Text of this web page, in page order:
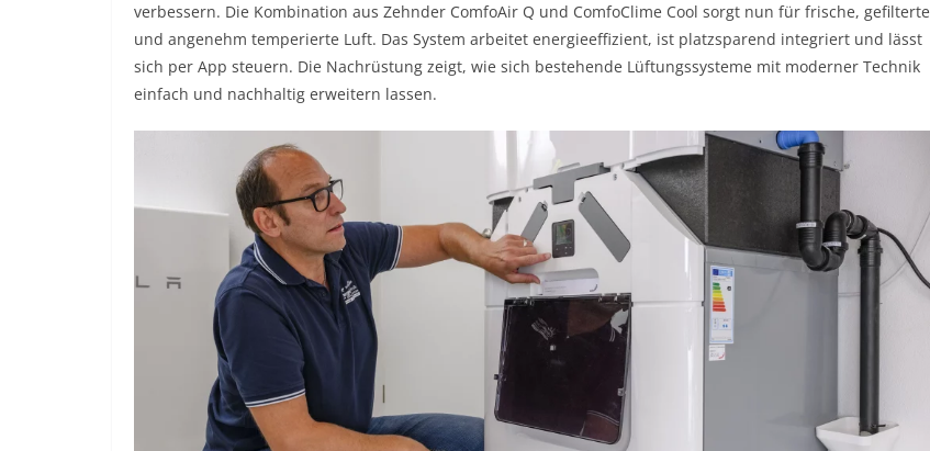
verbessern. Die Kombination aus Zehnder ComfoAir Q und ComfoClime Cool sorgt nun für frische, gefilterte
und angenehm temperierte Luft. Das System arbeitet energieeffizient, ist platzsparend integriert und lässt
sich per App steuern. Die Nachrüstung zeigt, wie sich bestehende Lüftungssysteme mit moderner Technik
einfach und nachhaltig erweitern lassen.